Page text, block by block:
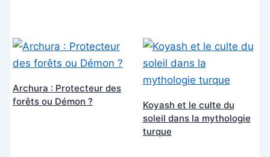
Archura : Protecteur des
forêts ou Démon ?
Koyash et le culte du
soleil dans la mythologie
turque